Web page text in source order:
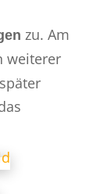
zu. Am
weiterer